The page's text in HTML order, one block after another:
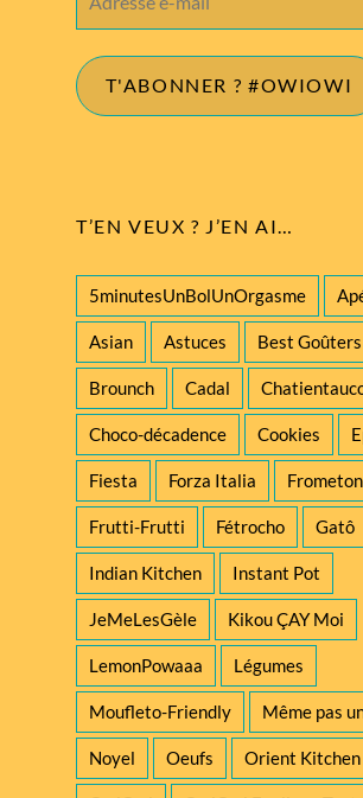
T'ABONNER ? #OWIOWI
T’EN VEUX ? J’EN AI…
5minutesUnBolUnOrgasme
Asian Astuces Best Goûters
Brounch Cadal
Choco-décadence Cookies
Fiesta Forza Italia Frometon
Frutti-Frutti Fétrocho Gatô
Indian Kitchen Instant Pot
JeMeLesGèle Kikou ÇAY Moi
LemonPowaaa Légumes
Moufleto-Friendly Même pas
Noyel Oeufs Orient Kitchen